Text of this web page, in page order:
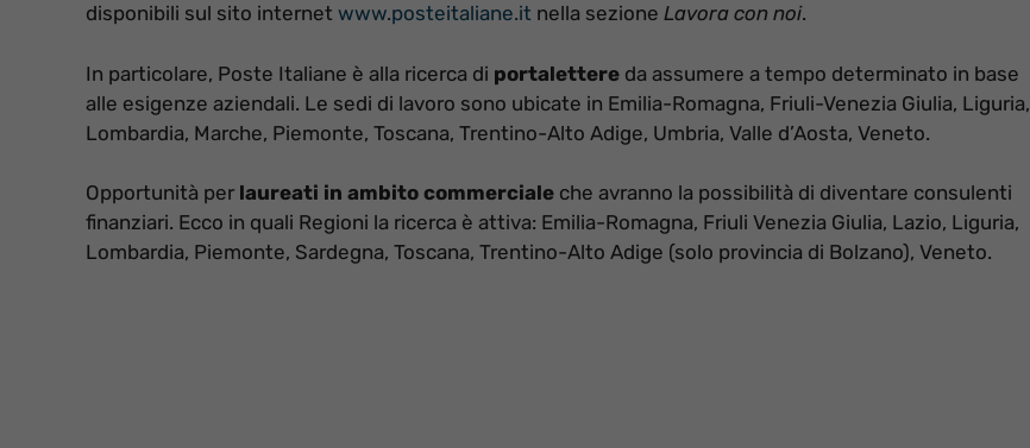
disponibili sul sito internet www.posteitaliane.it nella sezione Lavora con noi.
In particolare, Poste Italiane è alla ricerca di portalettere da assumere a tempo determinato in base
alle esigenze aziendali. Le sedi di lavoro sono ubicate in Emilia-Romagna, Friuli-Venezia Giulia, Liguria,
Lombardia, Marche, Piemonte, Toscana, Trentino-Alto Adige, Umbria, Valle d’Aosta, Veneto.
Opportunità per laureati in ambito commerciale che avranno la possibilità di diventare consulenti
finanziari. Ecco in quali Regioni la ricerca è attiva: Emilia-Romagna, Friuli Venezia Giulia, Lazio, Liguria,
Lombardia, Piemonte, Sardegna, Toscana, Trentino-Alto Adige (solo provincia di Bolzano), Veneto.